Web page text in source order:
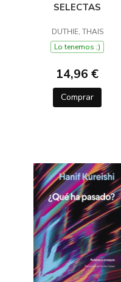
SELECTAS
DUTHIE, THAIS
Lo tenemos ;)
14,96 €
Comprar